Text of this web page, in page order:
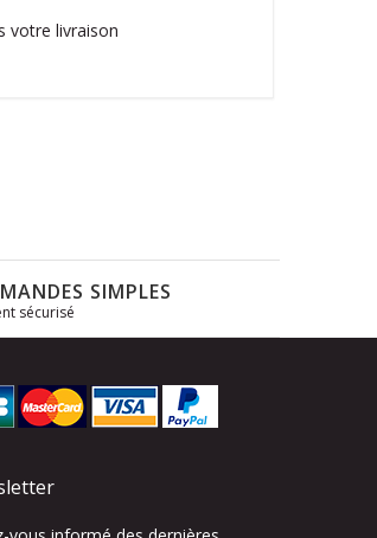
votre livraison
SIMPLES
sécurisé